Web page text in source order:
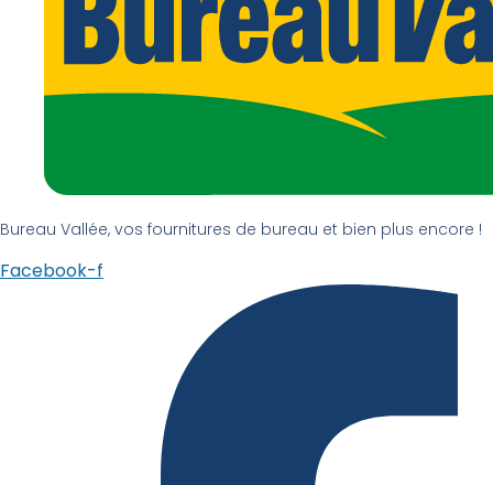
Bureau Vallée, vos fournitures de bureau et bien plus encore !
Facebook-f